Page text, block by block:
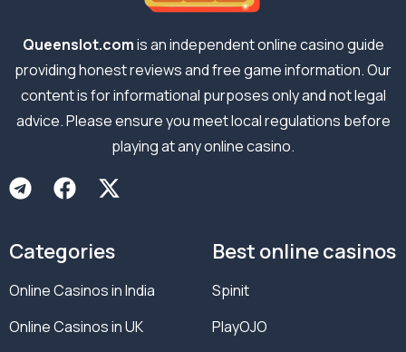
Queenslot.comis an independent online casino guide
providing honest reviews and free game information. Our
content is for informational purposes only and not legal
advice. Please ensure you meet local regulations before
playing at any online casino.
Categories
Online Casinos in India
Online Casinos in UK
Best online casinos
Spinit
PlayOJO